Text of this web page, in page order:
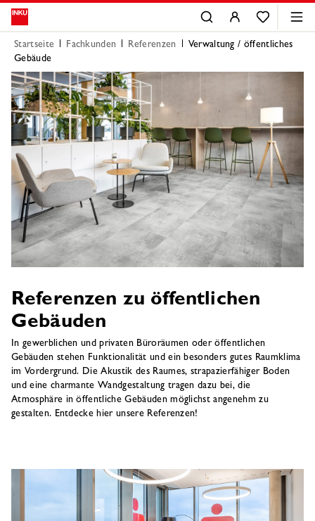
Startseite Fachkunden Referenzen
Verwaltung / öffentliches
Gebäude
Referenzen zu öffentlichen
Gebäuden
In gewerblichen und privaten Büroräumen oder öffentlichen
Gebäuden stehen Funktionalität und ein besonders gutes Raumklima
im Vordergrund. Die Akustik des Raumes, strapazierfähiger Boden
und eine charmante Wandgestaltung tragen dazu bei, die
Atmosphäre in öffentliche Gebäuden möglichst angenehm zu
gestalten. Entdecke hier unsere Referenzen!